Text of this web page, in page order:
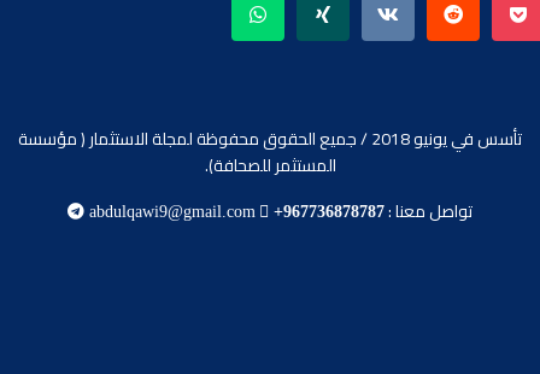
تأسس في يونيو 2018 / جميع الحقوق محفوظة لمجلة الاستثمار ( مؤسسة
المستثمر للصحافة).
تواصل معنا : +967736878787
abdulqawi9@gmail.com